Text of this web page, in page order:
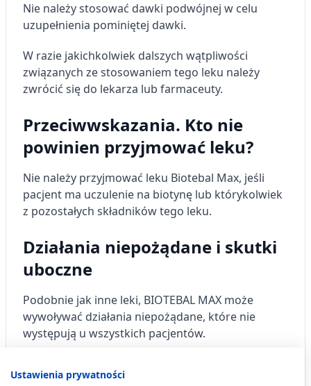
Nie należy stosować dawki podwójnej w celu
uzupełnienia pominiętej dawki.
W razie jakichkolwiek dalszych wątpliwości
związanych ze stosowaniem tego leku należy
zwrócić się do lekarza lub farmaceuty.
Przeciwwskazania. Kto nie
powinien przyjmować leku?
Nie należy przyjmować leku Biotebal Max, jeśli
pacjent ma uczulenie na biotynę lub którykolwiek
z pozostałych składników tego leku.
Działania niepożądane i skutki
uboczne
Podobnie jak inne leki, BIOTEBAL MAX może
wywoływać działania niepożądane, które nie
występują u wszystkich pacjentów.
Ustawienia prywatności